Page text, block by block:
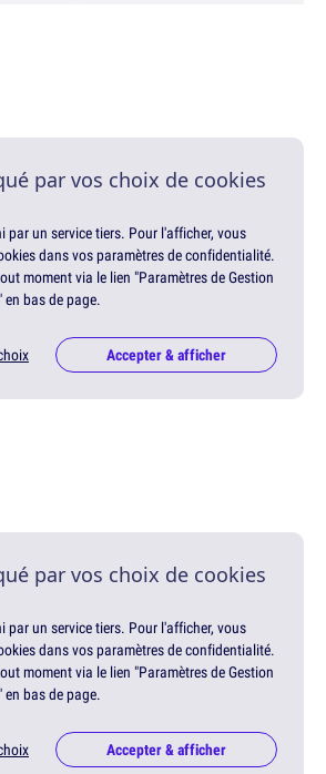
par vos choix de cookies
par un service tiers. Pour l'afficher, vous
dans vos paramètres de confidentialité.
moment via le lien "Paramètres de Gestion
bas de page.
Accepter & afficher
par vos choix de cookies
par un service tiers. Pour l'afficher, vous
dans vos paramètres de confidentialité.
moment via le lien "Paramètres de Gestion
bas de page.
Accepter & afficher